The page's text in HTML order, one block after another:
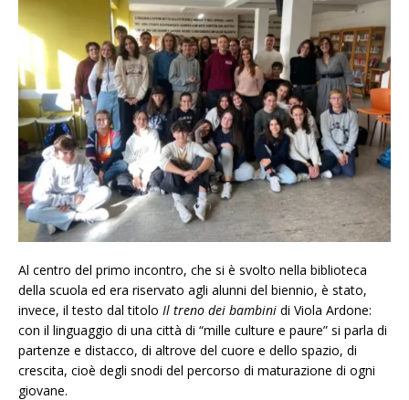
Al centro del primo incontro, che si è svolto nella biblioteca
della scuola ed era riservato agli alunni del biennio, è stato,
invece, il testo dal titolo Il treno dei bambini di Viola Ardone:
con il linguaggio di una città di “mille culture e paure” si parla di
partenze e distacco, di altrove del cuore e dello spazio, di
crescita, cioè degli snodi del percorso di maturazione di ogni
giovane.